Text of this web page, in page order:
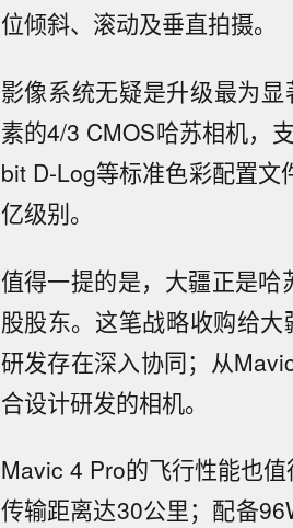
位倾斜、滚动及垂直拍摄。
影像系统无疑是升级最为
素的4/3 CMOS哈苏相机，
bit D-Log等标准色彩配置文
亿级别。
值得一提的是，大疆正是
股股东。这笔战略收购给
研发存在深入协同；从
合设计研发的相机。
Mavic 4 Pro的飞行性能也
传输距离达30公里；配备